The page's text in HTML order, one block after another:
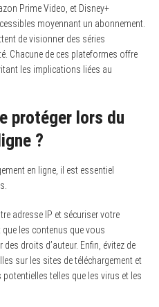
Prime Video, et Disney+
moyennant un abonnement.
de visionner des séries
Chacune de ces plateformes offre
les implications liées au
protéger lors du
?
en ligne, il est essentiel
adresse IP et sécuriser votre
les contenus que vous
droits d’auteur. Enfin, évitez de
sur les sites de téléchargement et
telles que les virus et les